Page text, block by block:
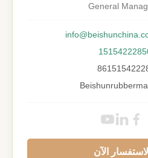
General
الاستفسار الآن